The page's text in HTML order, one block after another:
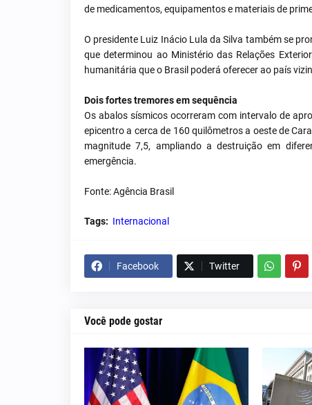
de medicamentos, equipamentos e materiais de
O presidente Luiz Inácio Lula da Silva também se
que determinou ao Ministério das Relações
humanitária que o Brasil poderá oferecer ao país
Dois fortes tremores em sequência
Os abalos sísmicos ocorreram com intervalo de
epicentro a cerca de 160 quilômetros a oeste de
magnitude 7,5, ampliando a destruição em
emergência.
Fonte: Agência Brasil
Tags: Internacional
Facebook Twitter
Você pode gostar